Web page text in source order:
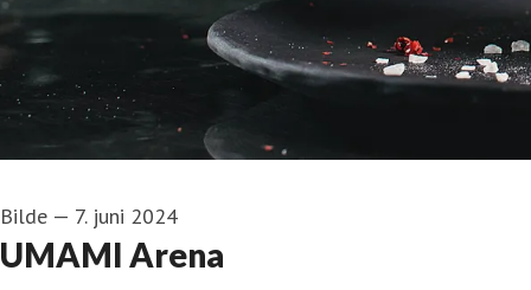
Bilde — 7. juni 2024
UMAMI Arena